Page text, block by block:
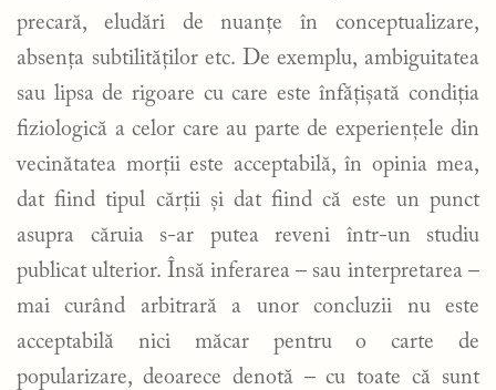
precară, eludări de nuanțe în conceptualizare,
absența subtilităților etc. De exemplu, ambiguitatea
sau lipsa de rigoare cu care este înfățișată condiția
fiziologică a celor care au parte de experiențele din
vecinătatea morții este acceptabilă, în opinia mea,
dat fiind tipul cărții și dat fiind că este un punct
asupra căruia s-ar putea reveni într-un studiu
publicat ulterior. Însă inferarea – sau interpretarea –
mai curând arbitrară a unor concluzii nu este
acceptabilă nici măcar pentru o carte de
popularizare, deoarece denotă – cu toate că sunt